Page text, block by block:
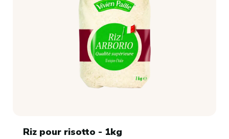
Riz pour risotto - 1kg